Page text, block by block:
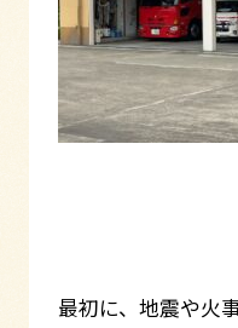
最初に、地震や火